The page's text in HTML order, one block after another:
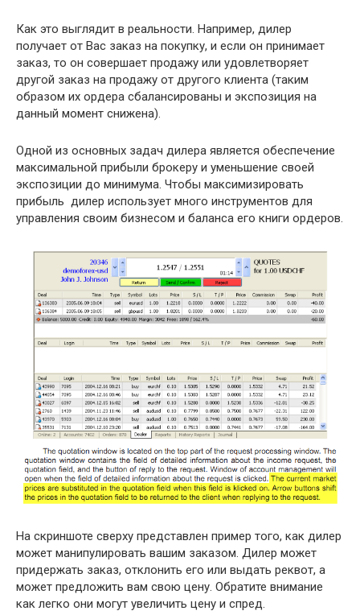
Как это выглядит в реальности. Например, дилер
получает от Вас заказ на покупку, и если он принимает
заказ, то он совершает продажу или удовлетворяет
другой заказ на продажу от другого клиента (таким
образом их ордера сбалансированы и экспозиция на
данный момент снижена).
Одной из основных задач дилера является обеспечение
максимальной прибыли брокеру и уменьшение своей
экспозиции до минимума. Чтобы максимизировать
прибыль дилер использует много инструментов для
управления своим бизнесом и баланса его книги ордеров.
На скриншоте сверху представлен пример того, как дилер
может манипулировать вашим заказом. Дилер может
придержать заказ, отклонить его или выдать реквот, а
может предложить вам свою цену. Обратите внимание
как легко они могут увеличить цену и спред.